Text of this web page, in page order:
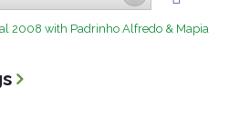
2008 with Padrinho Alfredo & Mapia